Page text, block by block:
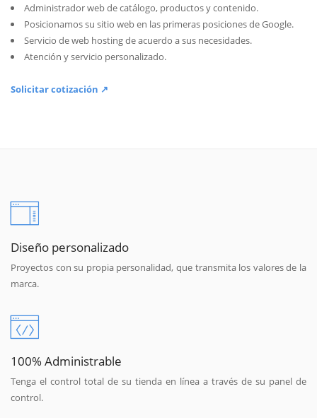
Administrador web de catálogo, productos y contenido.
Posicionamos su sitio web en las primeras posiciones de Google.
Servicio de web hosting de acuerdo a sus necesidades.
Atención y servicio personalizado.
Solicitar cotización ↗
Diseño personalizado
Proyectos con su propia personalidad, que transmita los valores de la
marca.
100% Administrable
Tenga el control total de su tienda en línea a través de su panel de
control.